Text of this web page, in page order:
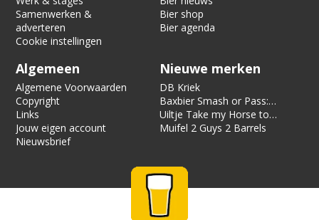
Samenwerken &
adverteren
Cookie instellingen
Bier shop
Bier agenda
Algemeen
Algemene Voorwaarden
Copyright
Links
Jouw eigen account
Nieuwsbrief
Nieuwe merken
DB Kriek
Baxbier Smash or Pass:
Strata
Uiltje Take my Horse to
the Hotel Room
Muifel 2 Guys 2 Barrels